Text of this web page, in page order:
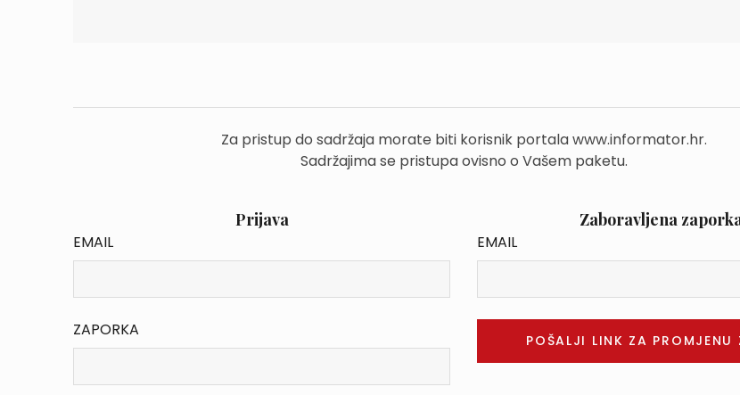
Za pristup do sadržaja morate biti korisnik portala www.informator.hr.
Sadržajima se pristupa ovisno o Vašem paketu.
Prijava
EMAIL
ZAPORKA
Zaboravljena
EMAIL